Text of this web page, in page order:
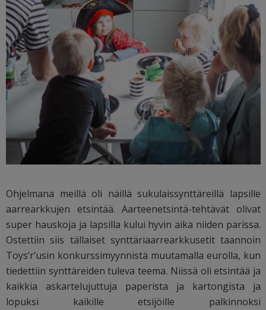
Ohjelmana meillä oli näillä sukulaissynttäreillä lapsille
aarrearkkujen etsintää. Aarteenetsintä-tehtävät olivat
super hauskoja ja lapsilla kului hyvin aika niiden parissa.
Ostettiin siis tällaiset synttäriaarrearkkusetit taannoin
Toys’r’usin konkurssimyynnistä muutamalla eurolla, kun
tiedettiin synttäreiden tuleva teema. Niissä oli etsintää ja
kaikkia askartelujuttuja paperista ja kartongista ja
lopuksi kaikille etsijöille palkinnoksi